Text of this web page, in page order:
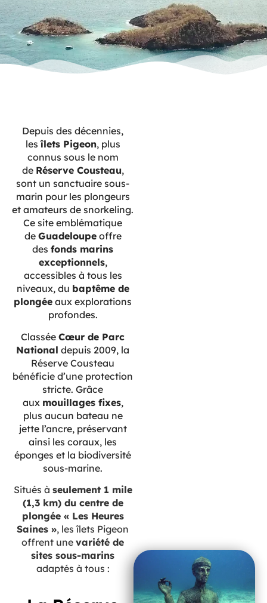
Depuis des décennies,
lesîlets Pigeon, plus
connus sous le nom
de Réserve Cousteau,
sont un sanctuaire sous-
marin pour les plongeurs
et amateurs de snorkeling.
Ce site emblématique
de Guadeloupeoffre
des fonds marins
exceptionnels,
accessibles à tous les
niveaux, du baptême de
plongée aux explorations
profondes.
Classée Cœur de Parc
National depuis 2009, la
Réserve Cousteau
bénéficie d’une protection
stricte. Grâce
aux mouillages fixes,
plus aucun bateau ne
jette l’ancre, préservant
ainsi les coraux, les
éponges et la biodiversité
sous-marine.
Situés à seulement 1 mile
(1,3 km) du centre de
plongée « Les Heures
Saines », les îlets Pigeon
offrent une variété de
sites sous-marins
adaptés à tous :